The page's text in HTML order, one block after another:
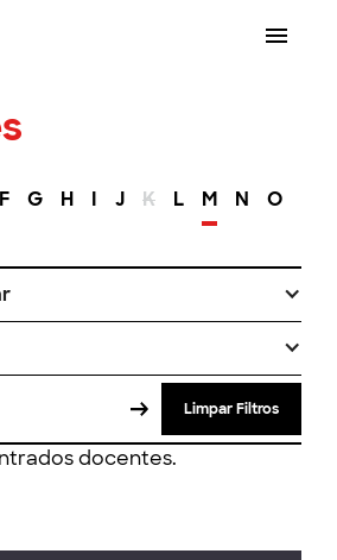
F G H I J K L M N O
Limpar Filtros
docentes.